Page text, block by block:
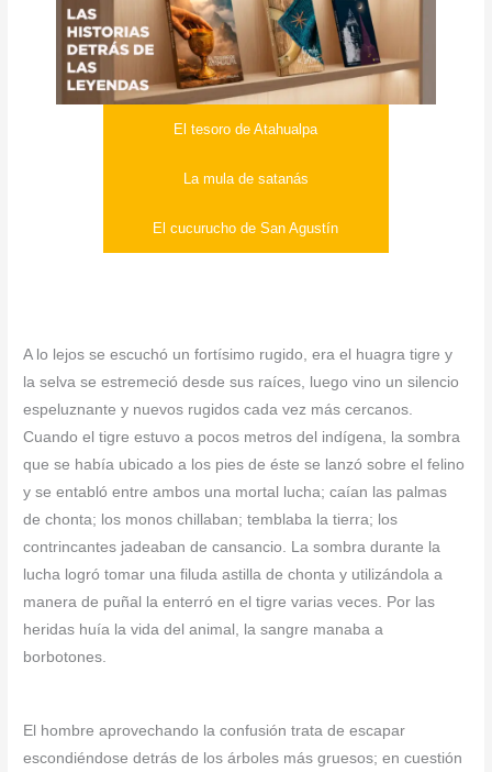
El tesoro de Atahualpa
La mula de satanás
El cucurucho de San Agustín
A lo lejos se escuchó un fortísimo rugido, era el huagra tigre y
la selva se estremeció desde sus raíces, luego vino un silencio
espeluznante y nuevos rugidos cada vez más cercanos.
Cuando el tigre estuvo a pocos metros del indígena, la sombra
que se había ubicado a los pies de éste se lanzó sobre el felino
y se entabló entre ambos una mortal lucha; caían las palmas
de chonta; los monos chillaban; temblaba la tierra; los
contrincantes jadeaban de cansancio. La sombra durante la
lucha logró tomar una filuda astilla de chonta y utilizándola a
manera de puñal la enterró en el tigre varias veces. Por las
heridas huía la vida del animal, la sangre manaba a
borbotones.
El hombre aprovechando la confusión trata de escapar
escondiéndose detrás de los árboles más gruesos; en cuestión